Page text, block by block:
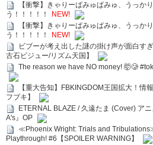
【衝撃】きゃりーぱみゅぱみゅ、うっか
う！！！！！
NEW!
【衝撃】きゃりーぱみゅぱみゅ、うっか
う！！！！！
NEW!
ビブーが考え出した謎の掛け声が面白す
古石ビジュー/リズム天国】
The reason we have NO money! 🤯🥲
【重大告知】FBKINGDOM王国拡大！情
フブキ】
ETERNAL BLAZE / 久遠たま (Cover) ア
A's』OP
≪Phoenix Wright: Trials and
Playthrough! #6【SPOILER WARNING】